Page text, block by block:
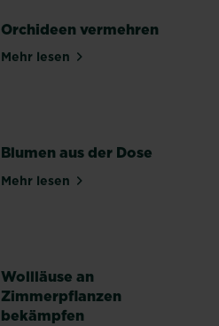
Orchideen vermehren
Mehr lesenüber Orchideen vermehren
Blumen aus der Dose
Mehr lesenüber Blumen aus der Dose
Wollläuse an
Zimmerpflanzen
bekämpfen